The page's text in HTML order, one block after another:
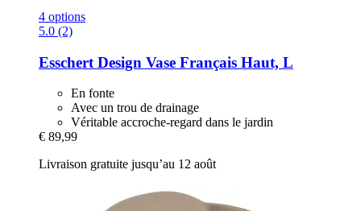
4 options
5.0 (2)
Esschert Design Vase Français Haut, L
En fonte
Avec un trou de drainage
Véritable accroche-regard dans le jardin
€ 89,99
Livraison gratuite jusqu’au 12 août